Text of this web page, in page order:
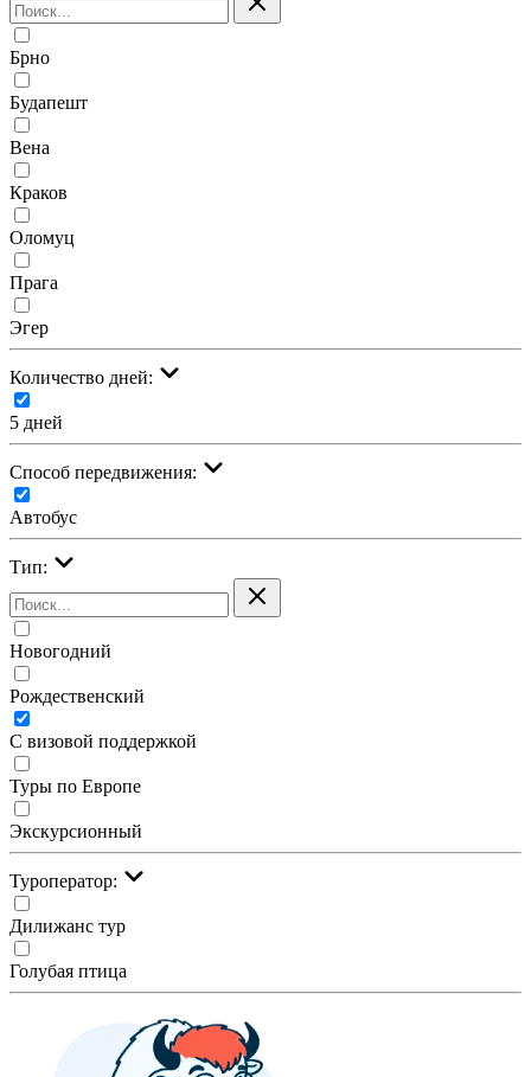
Брно
Будапешт
Вена
Краков
Оломуц
Прага
Эгер
Количество дней:
5 дней
Cпособ передвижения:
Автобус
Тип:
Новогодний
Рождественский
С визовой поддержкой
Туры по Европе
Экскурсионный
Туроператор:
Дилижанс тур
Голубая птица